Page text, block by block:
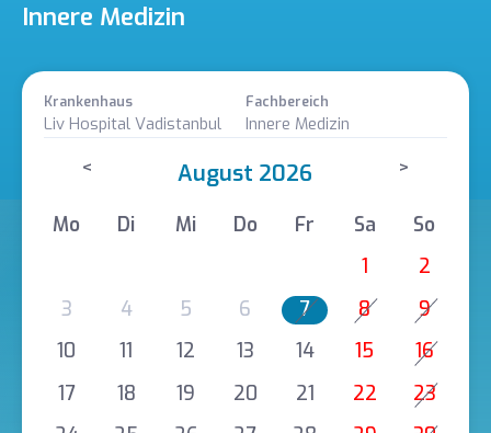
Innere Medizin
Krankenhaus
Liv Hospital Vadistanbul
Fachbereich
Innere Medizin
< August 2026 >
Mo Di Mi Do Fr Sa
So
1
2
3
4 5 6 7 8
9
10
11 12 13 14 15
16
17
18 19 20 21 22
23